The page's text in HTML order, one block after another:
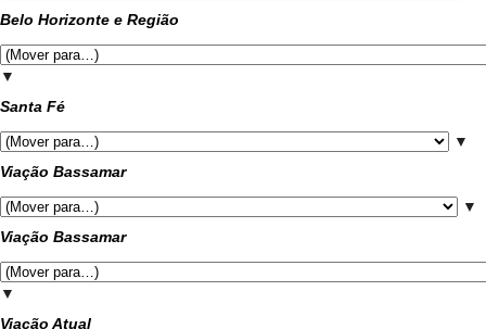
Belo Horizonte e Região
▼
Santa Fé
▼
Viação Bassamar
▼
Viação Bassamar
▼
Viação Atual